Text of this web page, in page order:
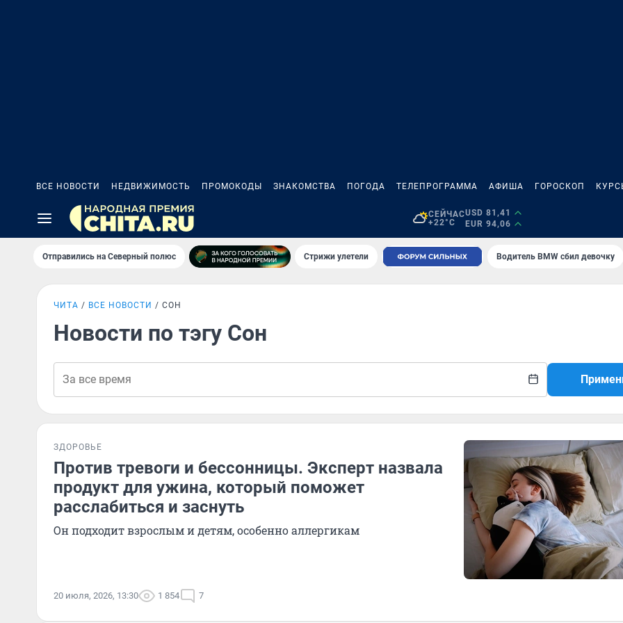
ВСЕ НОВОСТИ НЕДВИЖИМОСТЬ ПРОМОКОДЫ ЗНАКОМСТВА ПОГОДА ТЕЛЕПРОГРАММА АФИША ГОРОСКОП
СЕЙЧАС
+22°C
USD 81,41
EUR 94,06
Отправились на Северный полюс Стрижи улетели Водитель BMW сбил девочку
ЧИТА ВСЕ НОВОСТИ СОН
Новости по тэгу Сон
ЗДОРОВЬЕ
Против тревоги и бессонницы. Эксперт назвала
продукт для ужина, который поможет
расслабиться и заснуть
Он подходит взрослым и детям, особенно аллергикам
20 июля, 2026, 13:30 1 854 7